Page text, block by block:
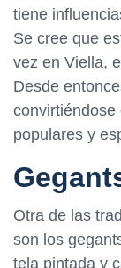
tiene
Se cree que
vez en Viella,
Desde
convirtiéndose
populares y
Otra de las
son los
tela pintada y